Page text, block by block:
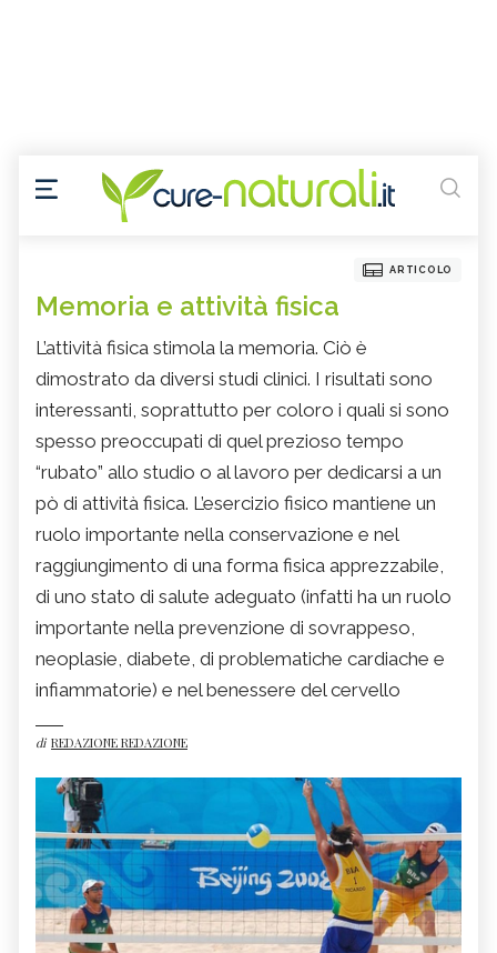
ARTICOLO
Memoria e attività fisica
L’attività fisica stimola la memoria. Ciò è
dimostrato da diversi studi clinici. I risultati sono
interessanti, soprattutto per coloro i quali si sono
spesso preoccupati di quel prezioso tempo
“rubato” allo studio o al lavoro per dedicarsi a un
pò di attività fisica. L’esercizio fisico mantiene un
ruolo importante nella conservazione e nel
raggiungimento di una forma fisica apprezzabile,
di uno stato di salute adeguato (infatti ha un ruolo
importante nella prevenzione di sovrappeso,
neoplasie, diabete, di problematiche cardiache e
infiammatorie) e nel benessere del cervello
di REDAZIONE REDAZIONE